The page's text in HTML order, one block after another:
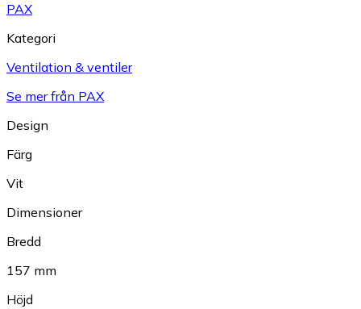
PAX
Kategori
Ventilation & ventiler
Se mer från PAX
Design
Färg
Vit
Dimensioner
Bredd
157 mm
Höjd